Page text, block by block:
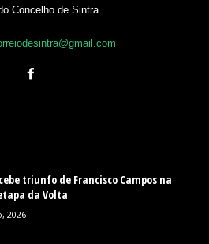
Concelho de Sintra
triunfo de Francisco Campos na
da Volta
2026